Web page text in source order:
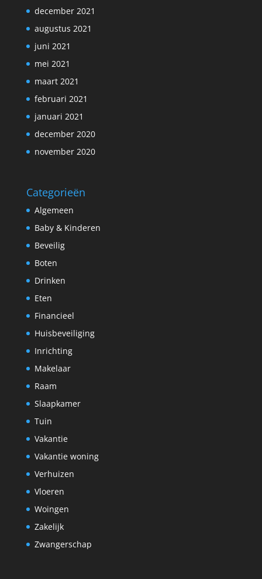
december 2021
augustus 2021
juni 2021
mei 2021
maart 2021
februari 2021
januari 2021
december 2020
november 2020
Categorieën
Algemeen
Baby & Kinderen
Beveilig
Boten
Drinken
Eten
Financieel
Huisbeveiliging
Inrichting
Makelaar
Raam
Slaapkamer
Tuin
Vakantie
Vakantie woning
Verhuizen
Vloeren
Woingen
Zakelijk
Zwangerschap